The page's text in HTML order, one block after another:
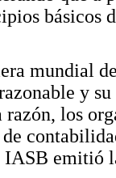
básicos
mundial
y
los
de
IASB emitió